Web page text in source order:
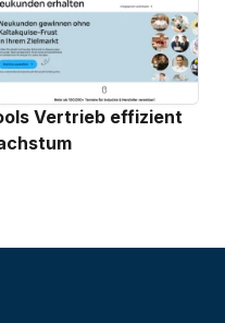
Vertrieb effizient